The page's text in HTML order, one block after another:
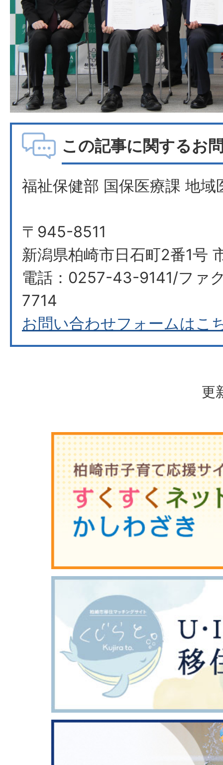
この記事に関するお
福祉保健部 国保医療課 地域
〒945-8511
新潟県柏崎市日石町2番1号
電話：0257-43-9141/ファ
7714
お問い合わせフォームはこ
更